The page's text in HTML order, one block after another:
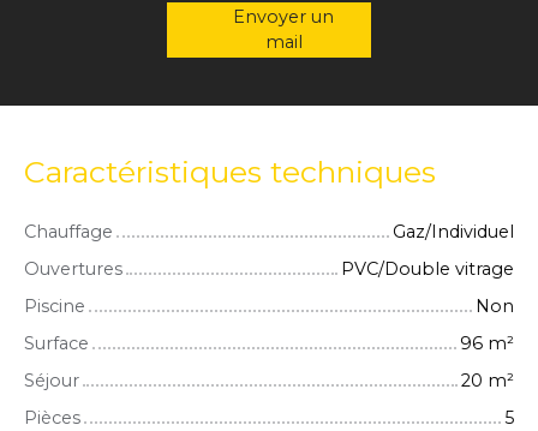
Envoyer un
mail
Caractéristiques techniques
Chauffage
Gaz/Individuel
Ouvertures
PVC/Double vitrage
Piscine
Non
Surface
96 m²
Séjour
20 m²
Pièces
5